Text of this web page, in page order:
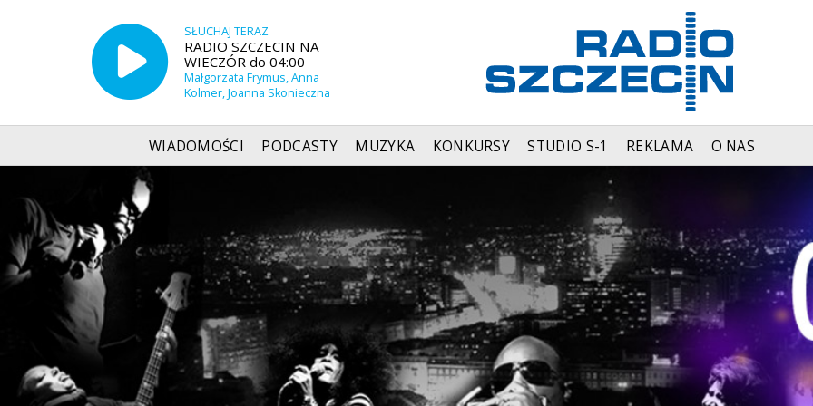
SŁUCHAJ TERAZ
RADIO SZCZECIN NA
WIECZÓR do 04:00
Małgorzata Frymus, Anna
Kolmer, Joanna Skonieczna
WIADOMOŚCI PODCASTY MUZYKA KONKURSY STUDIO S-1 REKLAMA O NAS